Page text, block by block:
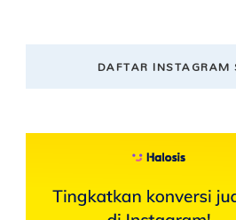
DAFTAR INSTAGRAM